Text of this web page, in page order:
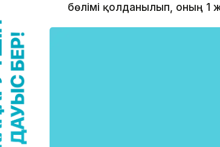
бөлімі қолданылып, оның 1